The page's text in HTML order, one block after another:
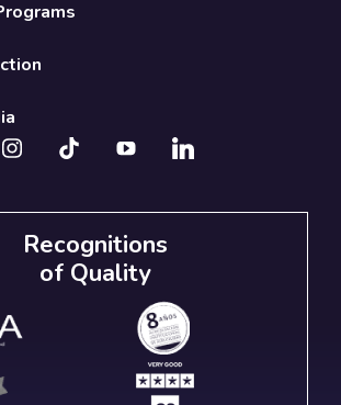
Recognitions
of Quality